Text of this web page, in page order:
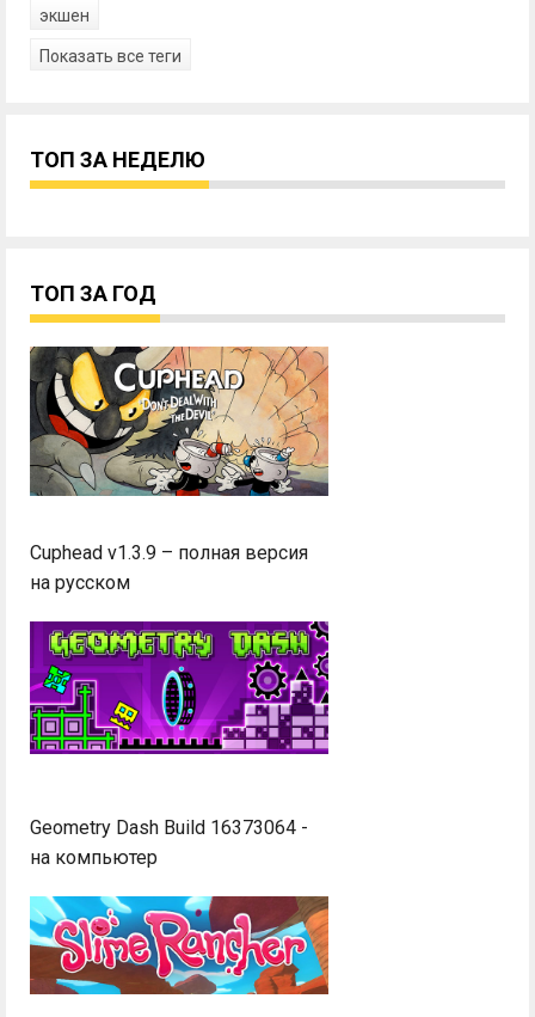
экшен
Показать все теги
ТОП ЗА НЕДЕЛЮ
ТОП ЗА ГОД
Cuphead v1.3.9 – полная версия
на русском
Geometry Dash Build 16373064 -
на компьютер